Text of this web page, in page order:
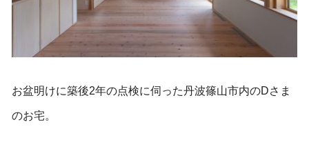
お盆明けに築後2年の点検に伺った丹波篠山市内のDさま
のお宅。